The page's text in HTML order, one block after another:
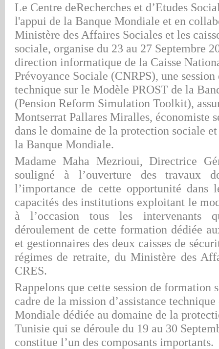
Le Centre deRecherches et d’Etudes
l'appui de la Banque Mondiale et en
Ministère des Affaires Sociales et les
sociale, organise du 23 au 27 Septembre
direction informatique de la Caisse
Prévoyance Sociale (CNRPS), une
technique sur le Modèle PROST de la
(Pension Reform Simulation Toolkit), ass
Montserrat Pallares Miralles, économiste
dans le domaine de la protection sociale
la Banque Mondiale.
Madame Maha Mezrioui, Directrice
souligné à l’ouverture des travaux
l’importance de cette opportunité dans
capacités des institutions exploitant le
à l’occasion tous les intervenants
déroulement de cette formation dédiée
et gestionnaires des deux caisses de
régimes de retraite, du Ministère des
CRES.
Rappelons que cette session de formation
cadre de la mission d’assistance
Mondiale dédiée au domaine de la
Tunisie qui se déroule du 19 au 30
constitue l’un des composants importants.